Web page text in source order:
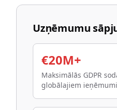
Uzņēmumu
€20M+
Maksimālās GDPR
globālajiem